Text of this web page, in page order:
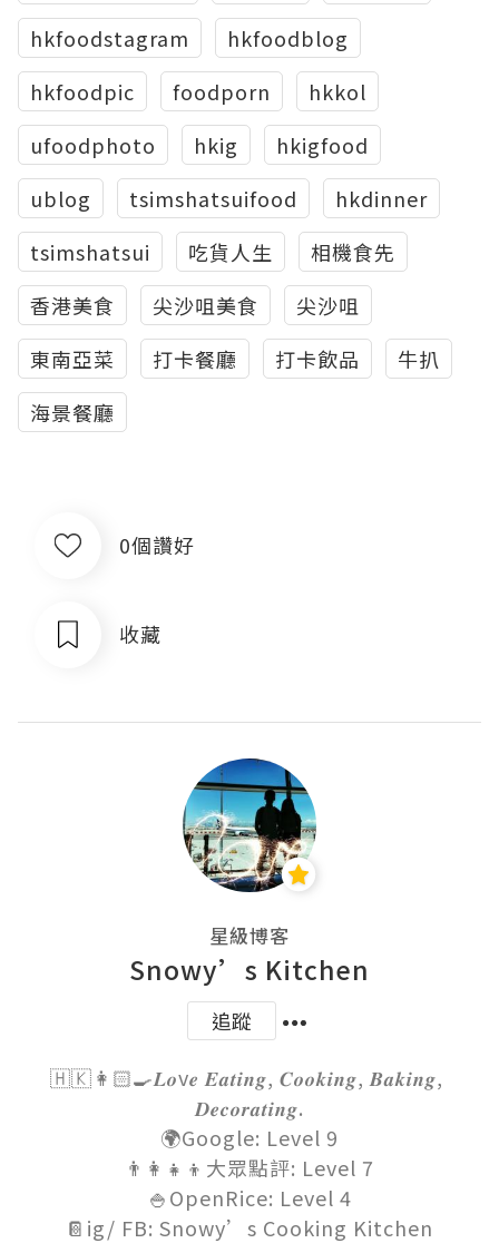
hkfoodstagram
hkfoodblog
hkfoodpic
foodporn
hkkol
ufoodphoto
hkig
hkigfood
ublog
tsimshatsuifood
hkdinner
tsimshatsui
吃貨人生
相機食先
香港美食
尖沙咀美食
尖沙咀
東南亞菜
打卡餐廳 打卡飲品
牛扒
海景餐廳
0個讚好
收藏
星級博客
Snowy’s Kitchen
追蹤
🇭🇰👩🏻‍🍳𝑳𝒐v𝒆 𝑬𝒂𝒕𝒊𝒏𝒈, 𝑪𝒐𝒐𝒌𝒊𝒏𝒈, 𝑩𝒂𝒌𝒊𝒏𝒈,
𝑫𝒆𝒄𝒐𝒓𝒂𝒕𝒊𝒏𝒈.
🌍Google: Level 9
👨‍👩‍👧‍👦大眾點評: Level 7
🍚OpenRice: Level 4
📔ig/ FB: Snowy’s Cooking Kitchen